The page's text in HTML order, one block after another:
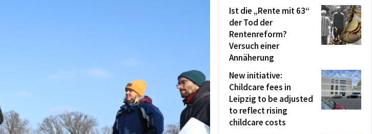
Ist die „Rente mit 63“
der Tod der
Rentenreform?
Versuch einer
Annäherung
New initiative:
Childcare fees in
Leipzig to be adjusted
to reflect rising
childcare costs